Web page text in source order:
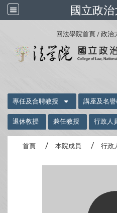
國立政
回法學院首頁 / 政治
專任及合聘教授 講座及名
退休教授 兼任教授 行政人
首頁 本院成員 行政